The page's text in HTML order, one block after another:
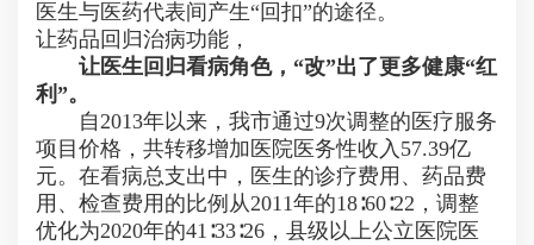
医生与医药代表间产生“回扣”的途径。
让药品回归治病功能，
让医生回归看病角色，“改”出了更多健康“红
利”。
自2013年以来，我市通过9次调整的医疗服务
项目价格，共转移增加医院医务性收入57.39亿
元。在看病总支出中，医生的诊疗费用、药品费
用、检查费用的比例从2011年的18∶60∶22，调整
优化为2020年的41∶33∶26，县级以上公立医院医